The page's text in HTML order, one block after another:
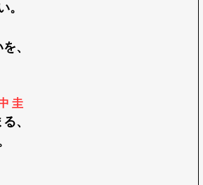
。
、
圭
、